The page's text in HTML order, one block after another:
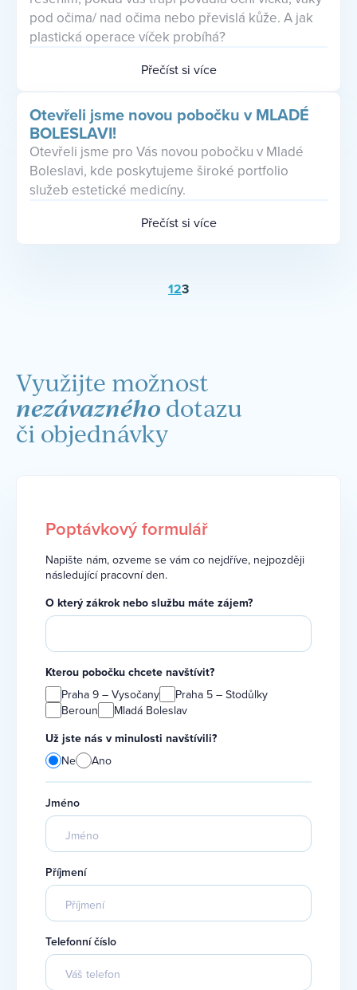
pod očima/ nad očima nebo převislá kůže. A jak
plastická operace víček probíhá?
Přečíst si více
Otevřeli jsme novou pobočku v MLADÉ
BOLESLAVI!
Otevřeli jsme pro Vás novou pobočku v Mladé
Boleslavi, kde poskytujeme široké portfolio
služeb estetické medicíny.
Přečíst si více
123
Využijte možnost
nezávazného dotazu
či objednávky
Poptávkový formulář
Napište nám, ozveme se vám co nejdříve, nejpozději
následující pracovní den.
O který zákrok nebo službu máte zájem?
Kterou pobočku chcete navštívit?
Praha 9 – Vysočany
Praha 5 – Stodůlky
Beroun
Mladá Boleslav
Už jste nás v minulosti navštívili?
Ne
Ano
Jméno
Příjmení
Telefonní číslo